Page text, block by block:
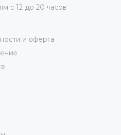
с 12 до 20 часов
и оферта